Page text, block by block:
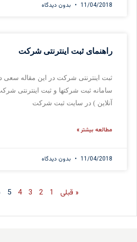
11/04/2018 بدون دیدگاه
راهنمای ثبت اینترنتی شرکت
ثبت اینترنتی شرکت در این مقاله سعی
سامانه ثبت شرکتها و ثبت اینترنتی
آنلاین ) در سایت ثبت شرکت
مطالعه بیشتر »
11/04/2018 بدون دیدگاه
« قبلی 1
2
3
4
5